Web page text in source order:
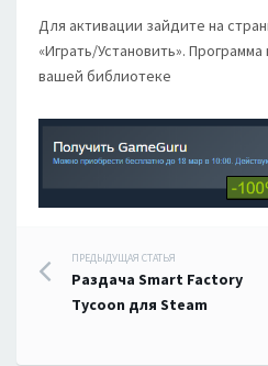
Для активации зайдите на
«Играть/Установить». Программа
вашей библиотеке
Навигация
по
записям
ПРЕДЫДУЩАЯ СТАТЬЯ
Раздача Smart Factory
Tycoon для Steam